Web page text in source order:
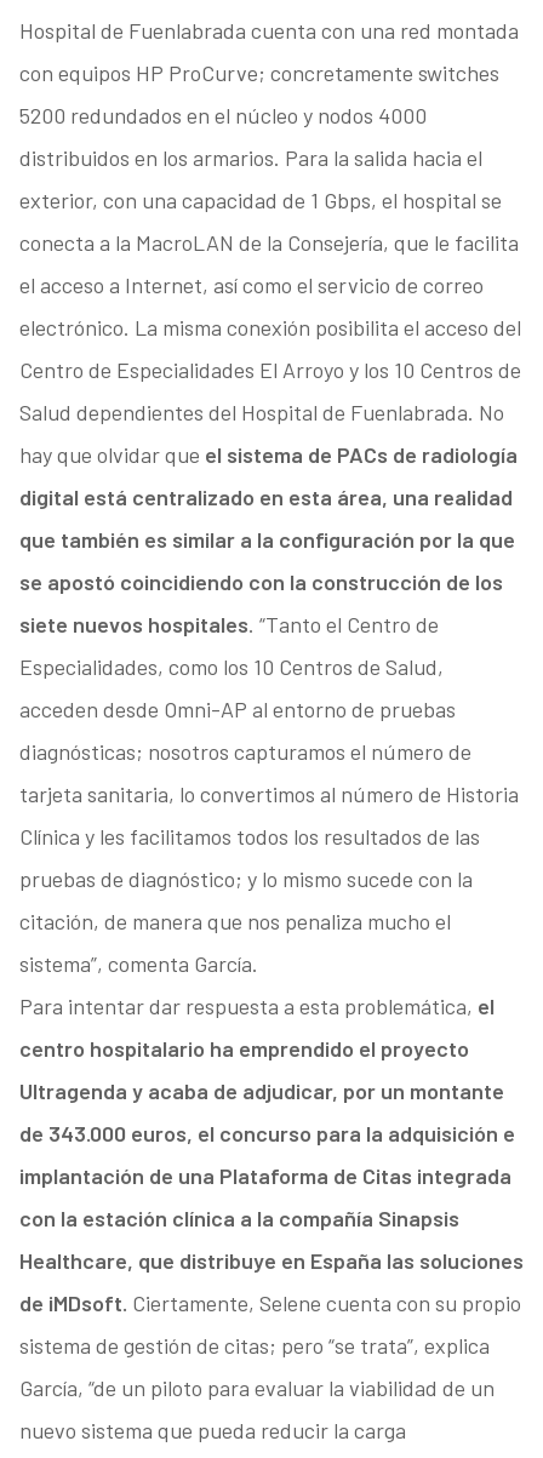
Hospital de Fuenlabrada cuenta con una red montada
con equipos HP ProCurve; concretamente switches
5200 redundados en el núcleo y nodos 4000
distribuidos en los armarios. Para la salida hacia el
exterior, con una capacidad de 1 Gbps, el hospital se
conecta a la MacroLAN de la Consejería, que le facilita
el acceso a Internet, así como el servicio de correo
electrónico. La misma conexión posibilita el acceso del
Centro de Especialidades El Arroyo y los 10 Centros de
Salud dependientes del Hospital de Fuenlabrada. No
hay que olvidar que el sistema de PACs de radiología
digital está centralizado en esta área, una realidad
que también es similar a la configuración por la que
se apostó coincidiendo con la construcción de los
siete nuevos hospitales. “Tanto el Centro de
Especialidades, como los 10 Centros de Salud,
acceden desde Omni-AP al entorno de pruebas
diagnósticas; nosotros capturamos el número de
tarjeta sanitaria, lo convertimos al número de Historia
Clínica y les facilitamos todos los resultados de las
pruebas de diagnóstico; y lo mismo sucede con la
citación, de manera que nos penaliza mucho el
sistema”, comenta García.
Para intentar dar respuesta a esta problemática, el
centro hospitalario ha emprendido el proyecto
Ultragenda y acaba de adjudicar, por un montante
de 343.000 euros, el concurso para la adquisición e
implantación de una Plataforma de Citas integrada
con la estación clínica a la compañía Sinapsis
Healthcare, que distribuye en España las soluciones
de iMDsoft. Ciertamente, Selene cuenta con su propio
sistema de gestión de citas; pero “se trata”, explica
García, “de un piloto para evaluar la viabilidad de un
nuevo sistema que pueda reducir la carga